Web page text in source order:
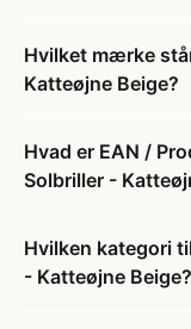
Hvilket mærke
Katteøjne Beige?
Hvad er EAN /
Solbriller -
Hvilken kategori
- Katteøjne Beige?